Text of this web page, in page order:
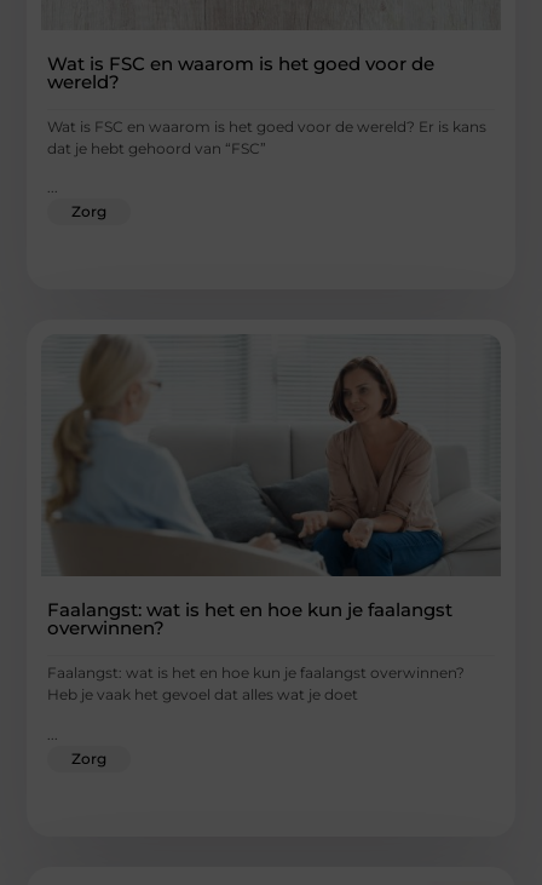
Wat is FSC en waarom is het goed voor de
wereld?
Wat is FSC en waarom is het goed voor de wereld? Er is kans
dat je hebt gehoord van “FSC”
...
Zorg
Faalangst: wat is het en hoe kun je faalangst
overwinnen?
Faalangst: wat is het en hoe kun je faalangst overwinnen?
Heb je vaak het gevoel dat alles wat je doet
Zorg